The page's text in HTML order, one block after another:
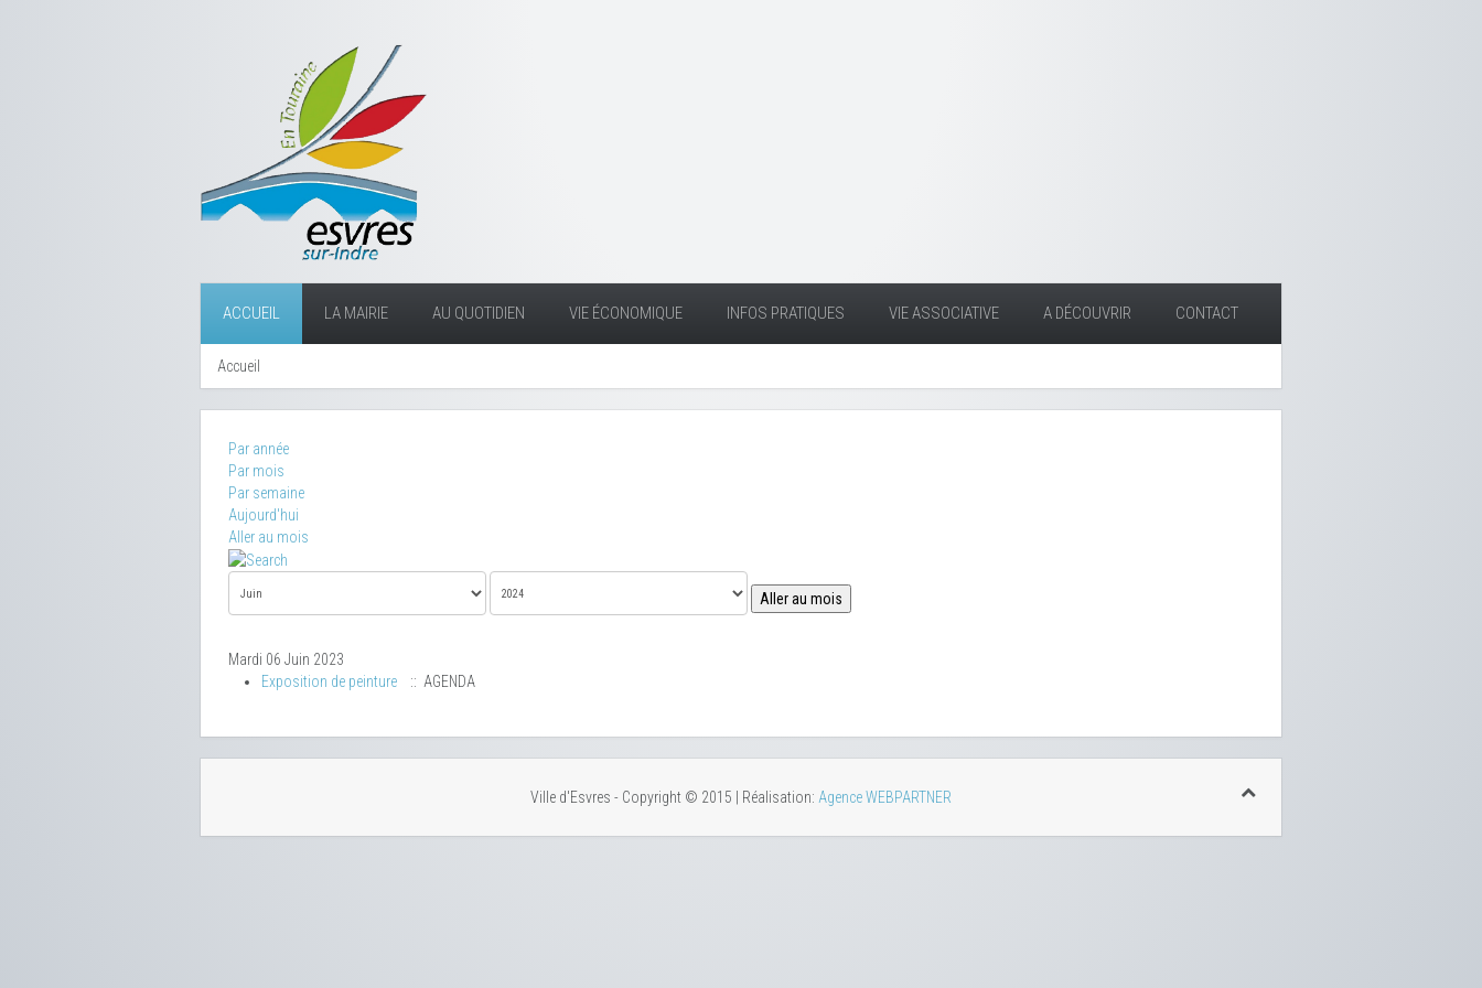
ACCUEIL LA MAIRIE AU QUOTIDIEN VIE ÉCONOMIQUE INFOS PRATIQUES VIE ASSOCIATIVE A DÉCOUVRIR CONTACT
Accueil
Par année
Par mois
Par semaine
Aujourd'hui
Aller au mois
Aller au mois
Mardi 06 Juin 2023
Exposition de peinture
:: AGENDA
Ville d'Esvres - Copyright © 2015 | Réalisation: Agence WEBPARTNER